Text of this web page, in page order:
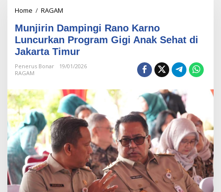
Home / RAGAM
n
j
i
r
i
a
m
p
i
n
g
i
R
a
n
o
K
Munjirin Dampingi Rano Karno
Luncurkan Program Gigi Anak Sehat di
Jakarta Timur
Penerus Bonar
19/01/2026
RAGAM